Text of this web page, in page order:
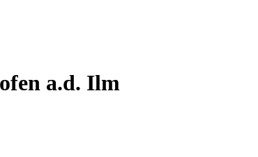
a.d. Ilm